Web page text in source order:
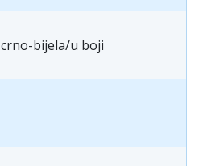
crno-bijela/u boji